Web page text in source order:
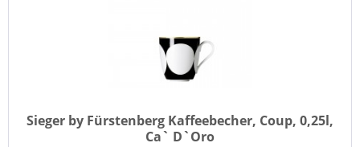
Sieger by Fürstenberg Kaffeebecher, Coup, 0,25l,
Ca` D`Oro